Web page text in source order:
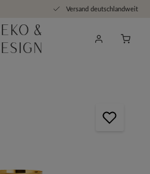
Versand deutschlandweit